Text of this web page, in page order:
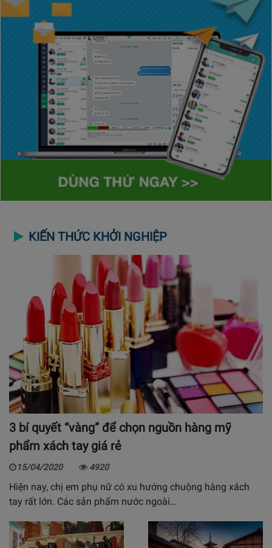
KIẾN THỨC KHỞI NGHIỆP
3 bí quyết “vàng” để chọn nguồn hàng mỹ
phẩm xách tay giá rẻ
15/04/2020 4920
Hiện nay, chị em phụ nữ có xu hướng chuộng hàng xách
tay rất lớn. Các sản phẩm nước ngoài…